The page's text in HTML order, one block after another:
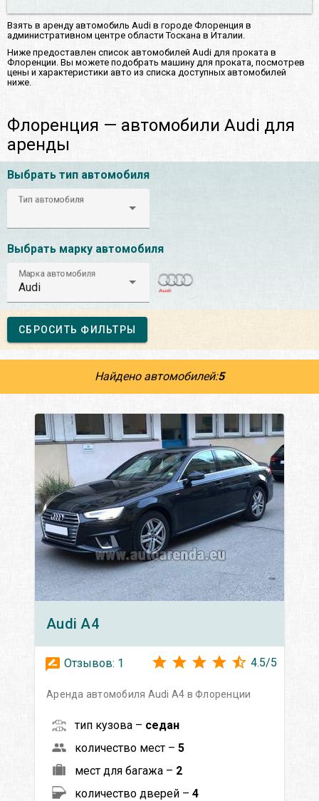
Взять в аренду автомобиль Audi в городе Флоренция в
административном центре области Тоскана в Италии.
Ниже предоставлен список автомобилей Audi для проката в
Флоренции. Вы можете подобрать машину для проката, посмотрев
цены и характеристики авто из списка доступных автомобилей
ниже.
Флоренция — автомобили Audi для
аренды
Выбрать тип автомобиля
Тип автомобиля
Выбрать марку автомобиля
Марка автомобиля
Audi
СБРОСИТЬ ФИЛЬТРЫ
Найдено автомобилей:5
Audi A4
Отзывов: 1 4.5/5
Аренда автомобиля Audi A4 в Флоренции
тип кузова – седан
количество мест – 5
мест для багажа – 2
количество дверей – 4